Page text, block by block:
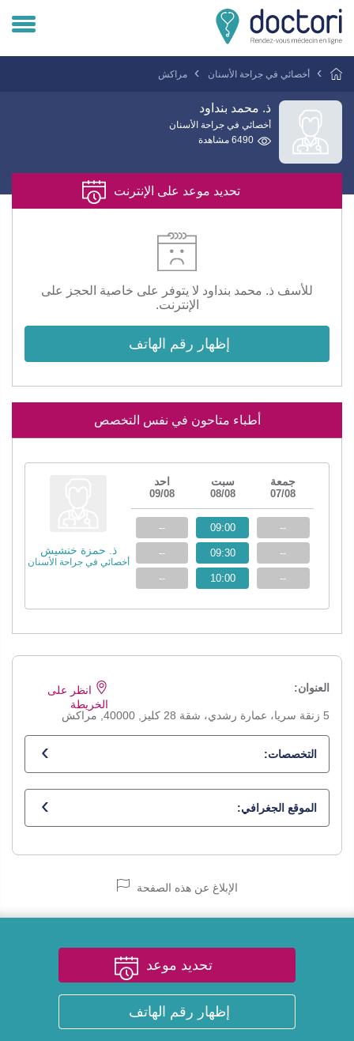
تسجيل دخول المريض
تسجيل دخول الطبيب
أخصائي في جراحة الأسنان مراكش
ذ. محمد بنداود
أخصائي في جراحة الأسنان
6490 مشاهدة
تحديد موعد على الإنترنت
للأسف ذ. محمد بنداود لا يتوفر على خاصية الحجز على
الإنترنت.
إظهار رقم الهاتف
أطباء متاحون في نفس التخصص
ذ. حمزة خنشيش
أخصائي في جراحة الأسنان
جمعة
07/08
سبت
08/08
احد
09/08
--
--
--
09:00
09:30
10:00
--
--
--
العنوان:
5 زنقة سريا، عمارة رشدي، شقة 28 كليز, 40000, مراكش
انظر على
الخريطة
التخصصات:
أخصائي في جراحة الأسنان
الموقع الجغرافي:
الإبلاغ عن هذه الصفحة
تحديد موعد
إظهار رقم الهاتف